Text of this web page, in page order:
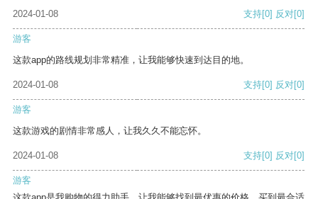
2024-01-08
支持[0] 反对[0]
游客
这款app的路线规划非常精准，让我能够快速到达目的地。
2024-01-08 支持[0] 反对[0]
游客
这款游戏的剧情非常感人，让我久久不能忘怀。
2024-01-08 支持[0] 反对[0]
游客